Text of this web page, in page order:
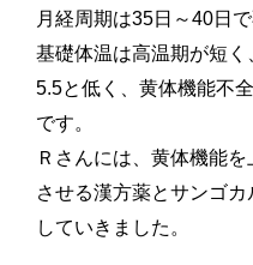
月経周期は35日～40日
基礎体温は高温期が短
5.5と低く、黄体機能不
です。
Ｒさんには、黄体機能
させる漢方薬とサンゴ
していきました。